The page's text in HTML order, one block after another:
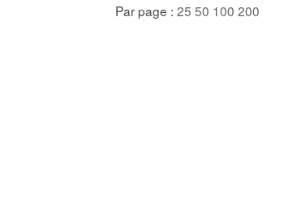
Par page : 25 50 100 200